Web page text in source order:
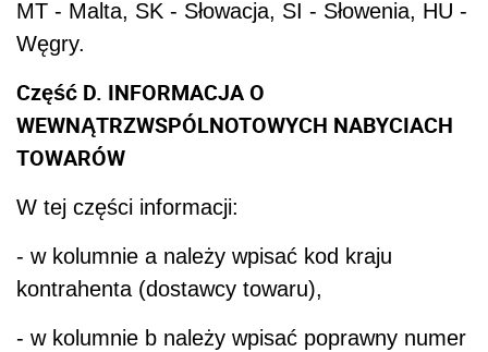
MT - Malta, SK - Słowacja, SI - Słowenia, HU -
Węgry.
Część D. INFORMACJA O
WEWNĄTRZWSPÓLNOTOWYCH NABYCIACH
TOWARÓW
W tej części informacji:
- w kolumnie a należy wpisać kod kraju
kontrahenta (dostawcy towaru),
- w kolumnie b należy wpisać poprawny numer